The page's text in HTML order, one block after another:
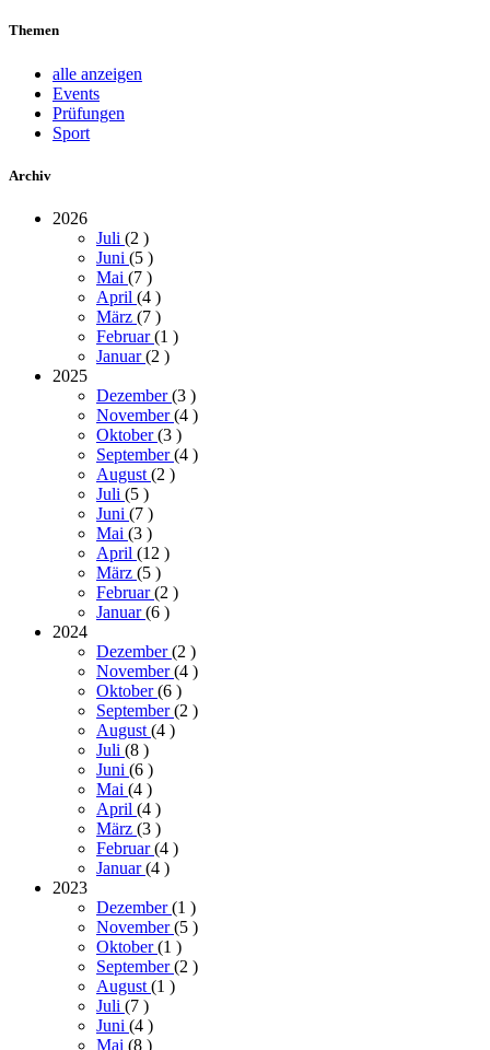
Themen
alle anzeigen
Events
Prüfungen
Sport
Archiv
2026
Juli (2 )
Juni (5 )
Mai (7 )
April (4 )
März (7 )
Februar(1 )
Januar(2 )
2025
Dezember(3 )
November(4 )
Oktober(3 )
September(4 )
August (2 )
Juli (5 )
Juni (7 )
Mai (3 )
April (12 )
März (5 )
Februar(2 )
Januar(6 )
2024
Dezember(2 )
November(4 )
Oktober(6 )
September(2 )
August (4 )
Juli (8 )
Juni (6 )
Mai (4 )
April (4 )
März (3 )
Februar(4 )
Januar(4 )
2023
Dezember(1 )
November(5 )
Oktober(1 )
September(2 )
August (1 )
Juli (7 )
Juni (4 )
Mai (8 )